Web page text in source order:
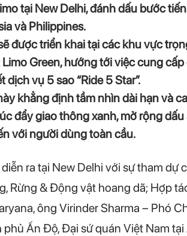
tại New Delhi, đánh dấu bước
và Philippines.
được triển khai tại các khu vực
Green, hướng tới việc cung
dịch vụ 5 sao “Ride 5 Star”.
khẳng định tầm nhìn dài hạn và
đẩy giao thông xanh, mở rộng
với người dùng toàn cầu.
ra tại New Delhi với sự tham
Rừng & Động vật hoang dã; Hợp
ông Virinder Sharma – Phó
Ấn Độ, Đại sứ quán Việt Nam